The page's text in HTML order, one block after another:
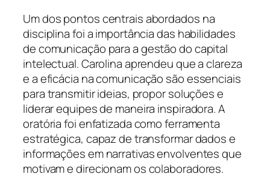
Um dos pontos centrais abordados na
disciplina foi a importância das habilidades
de comunicação para a gestão do capital
intelectual. Carolina aprendeu que a clareza
e a eficácia na comunicação são essenciais
para transmitir ideias, propor soluções e
liderar equipes de maneira inspiradora. A
oratória foi enfatizada como ferramenta
estratégica, capaz de transformar dados e
informações em narrativas envolventes que
motivam e direcionam os colaboradores.